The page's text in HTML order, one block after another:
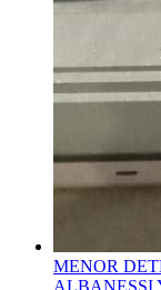
MENOR
ALBANESSI